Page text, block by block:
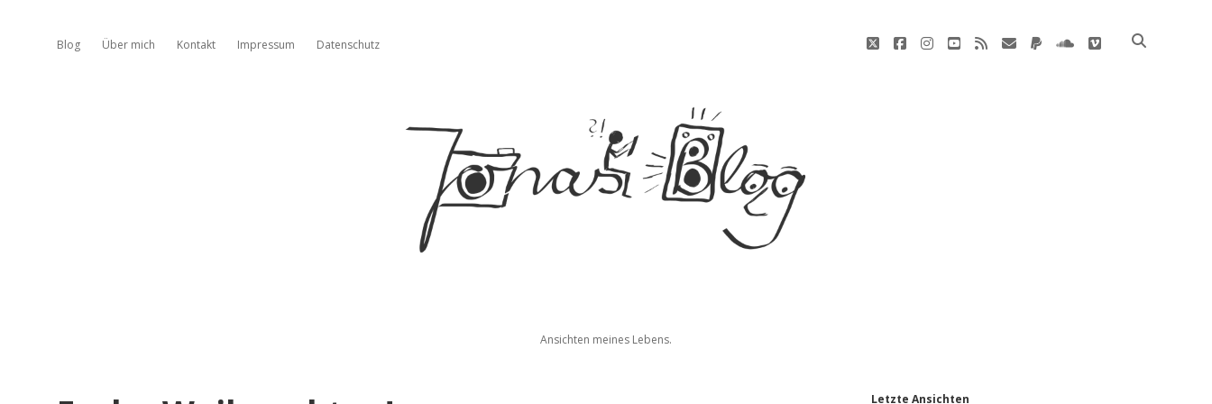
Blog Über mich Kontakt Impressum Datenschutz twitterfacebookinstagram
youtube
rss E-
paypalsoundcloud
vimeo
Jonas'
Ansichten meines Lebens.
Letzte Ansichten